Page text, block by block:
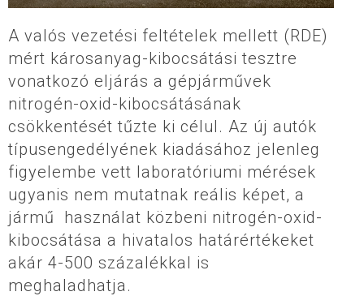
A valós vezetési feltételek mellett (RDE)
mért károsanyag-kibocsátási tesztre
vonatkozó eljárás a gépjárművek
nitrogén-oxid-kibocsátásának
csökkentését tűzte ki célul. Az új autók
típusengedélyének kiadásához jelenleg
figyelembe vett laboratóriumi mérések
ugyanis nem mutatnak reális képet, a
jármű használat közbeni nitrogén-oxid-
kibocsátása a hivatalos határértékeket
akár 4-500 százalékkal is
meghaladhatja.